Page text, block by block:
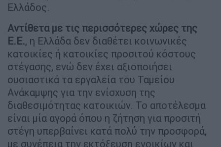
Ελλάδος.
Αντίθετα με τις περισσότερες χώρες της
Ε.Ε., η Ελλάδα δεν διαθέτει κοινωνικές
κατοικίες ή κατοικίες προσιτού κόστους
στέγασης, ενώ δεν έχει αξιοποιήσει
ουσιαστικά τα εργαλεία του Ταμείου
Ανάκαμψης για την ενίσχυση της
διαθεσιμότητας κατοικιών. Το αποτέλεσμα
είναι μία αγορά όπου η ζήτηση για προσιτή
στέγη υπερβαίνει κατά πολύ την προσφορά,
με συνέπεια την εκτόξευση ενοικίων και